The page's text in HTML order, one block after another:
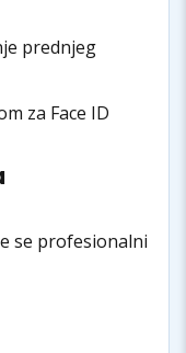
prednjeg
za Face ID
se profesionalni